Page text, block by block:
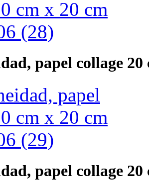
papel collage 20
papel collage 20